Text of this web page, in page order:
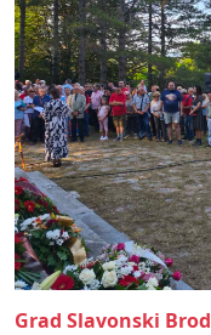
Grad Slavonski Brod